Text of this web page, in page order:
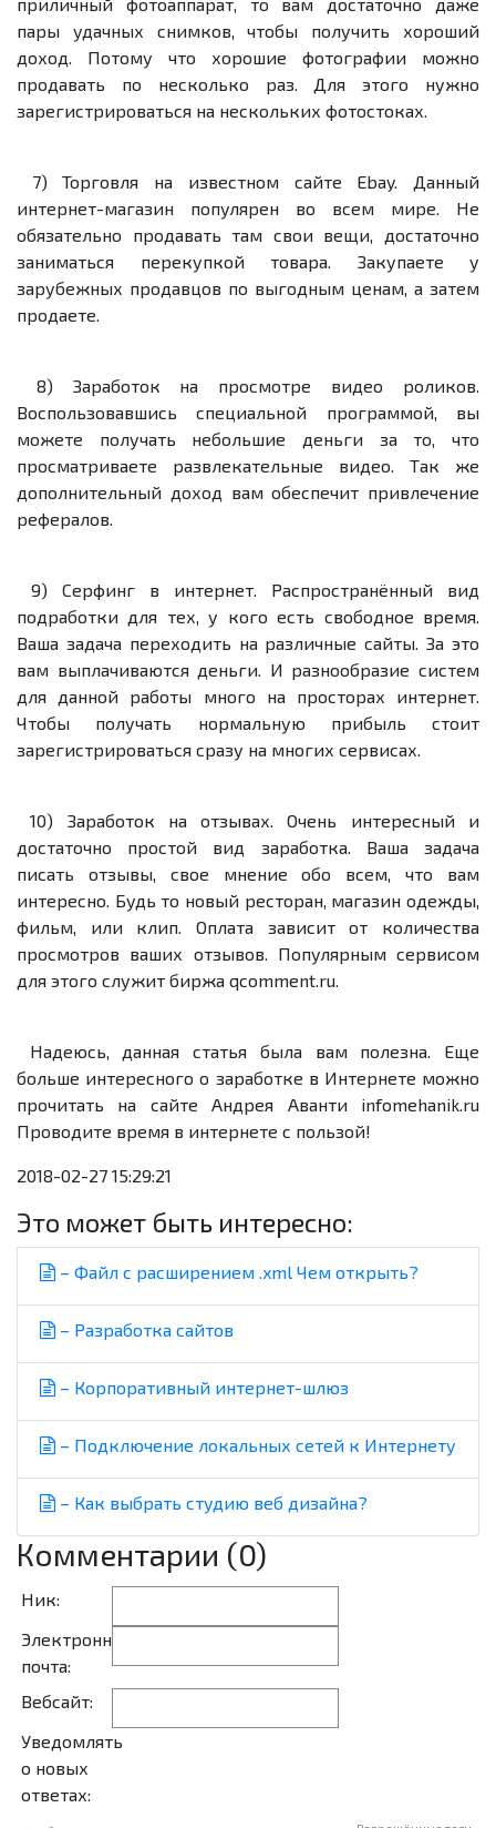
пары удачных снимков, чтобы получить хороший
доход. Потому что хорошие фотографии можно
продавать по несколько раз. Для этого нужно
зарегистрироваться на нескольких фотостоках.
7) Торговля на известном сайте Ebay. Данный
интернет-магазин популярен во всем мире. Не
обязательно продавать там свои вещи, достаточно
заниматься перекупкой товара. Закупаете у
зарубежных продавцов по выгодным ценам, а затем
продаете.
8) Заработок на просмотре видео роликов.
Воспользовавшись специальной программой, вы
можете получать небольшие деньги за то, что
просматриваете развлекательные видео. Так же
дополнительный доход вам обеспечит привлечение
рефералов.
9) Серфинг в интернет. Распространённый вид
подработки для тех, у кого есть свободное время.
Ваша задача переходить на различные сайты. За это
вам выплачиваются деньги. И разнообразие систем
для данной работы много на просторах интернет.
Чтобы получать нормальную прибыль стоит
зарегистрироваться сразу на многих сервисах.
10) Заработок на отзывах. Очень интересный и
достаточно простой вид заработка. Ваша задача
писать отзывы, свое мнение обо всем, что вам
интересно. Будь то новый ресторан, магазин одежды,
фильм, или клип. Оплата зависит от количества
просмотров ваших отзывов. Популярным сервисом
для этого служит биржа qcomment.ru.
Надеюсь, данная статья была вам полезна. Еще
больше интересного о заработке в Интернете можно
прочитать на сайте Андрея Аванти infomehanik.ru
Проводите время в интернете с пользой!
2018-02-27 15:29:21
Это может быть интересно:
– Файл с расширением .xml Чем открыть?
– Разработка сайтов
– Корпоративный интернет-шлюз
– Подключение локальных сетей к Интернету
– Как выбрать студию веб дизайна?
Комментарии (0)
Ник:
Электронная
почта:
Вебсайт:
Уведомлять
о новых
ответах: